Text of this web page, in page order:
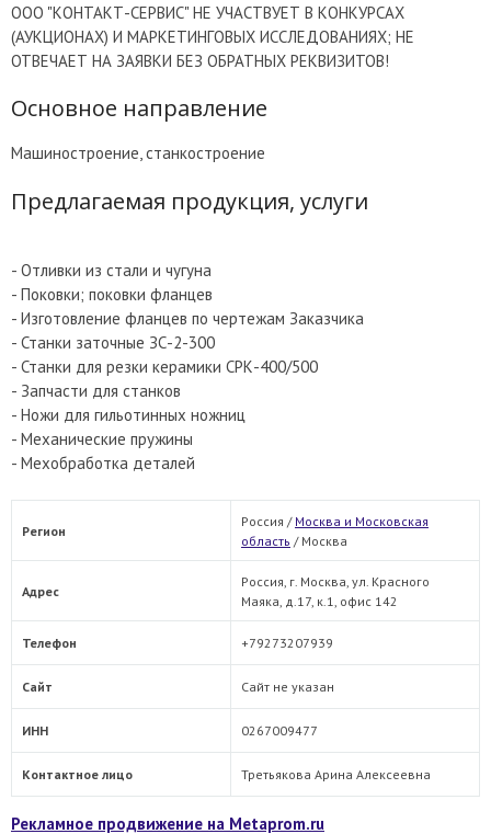
ООО "КОНТАКТ-СЕРВИС" НЕ УЧАСТВУЕТ В КОНКУРСАХ
(АУКЦИОНАХ) И МАРКЕТИНГОВЫХ ИССЛЕДОВАНИЯХ; НЕ
ОТВЕЧАЕТ НА ЗАЯВКИ БЕЗ ОБРАТНЫХ РЕКВИЗИТОВ!
Основное направление
Машиностроение, станкостроение
Предлагаемая продукция, услуги
- Отливки из стали и чугуна
- Поковки; поковки фланцев
- Изготовление фланцев по чертежам Заказчика
- Станки заточные ЗС-2-300
- Станки для резки керамики СРК-400/500
- Запчасти для станков
- Ножи для гильотинных ножниц
- Механические пружины
- Мехобработка деталей
Регион
Россия / Москва и Московская
область / Москва
Адрес
Россия, г. Москва, ул. Красного
Маяка, д.17, к.1, офис 142
Телефон +79273207939
Сайт Сайт не указан
ИНН 0267009477
Контактное лицо Третьякова Арина Алексеевна
Рекламное продвижение на Metaprom.ru